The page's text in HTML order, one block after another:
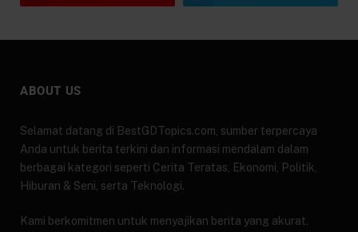
ABOUT US
Selamat datang di BestGDTopics.com, sumber terpercaya
Anda untuk berita terkini dan informasi mendalam dalam
berbagai kategori seperti Cerita Teratas, Ekonomi, Politik,
Hiburan & Seni, serta Teknologi.
Kami berkomitmen untuk menyajikan berita yang akurat,